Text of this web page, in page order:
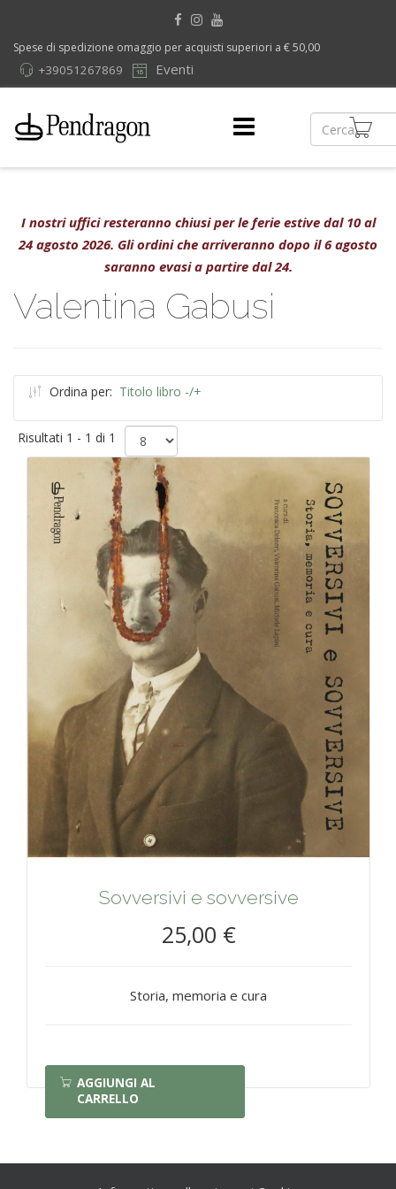
Spese di spedizione omaggio per acquisti superiori a € 50,00
Eventi
+39051267869
I nostri uffici resteranno chiusi per le ferie estive dal 10 al
24 agosto 2026. Gli ordini che arriveranno dopo il 6 agosto
saranno evasi a partire dal 24.
Valentina Gabusi
Ordina per: Titolo libro -/+
Risultati 1 - 1 di 1
Sovversivi e sovversive
25,00 €
Storia, memoria e cura
AGGIUNGI AL
CARRELLO